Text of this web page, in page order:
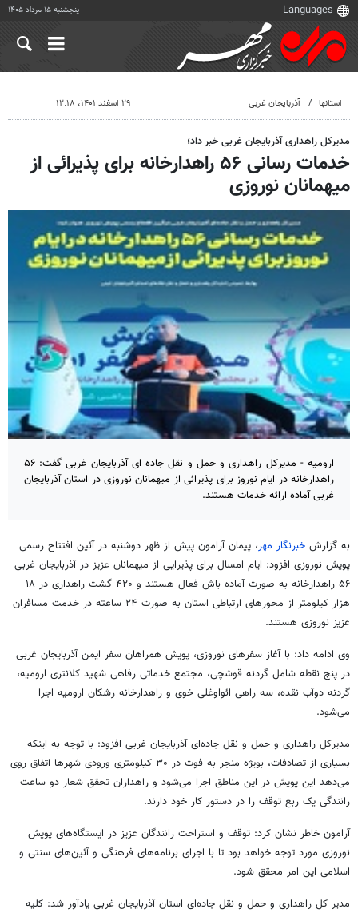
پنجشنبه ۱۵ مرداد ۱۴۰۵
استانها آذربایجان غربی ۲۹ اسفند ۱۴۰۱، ۱۲:۱۸
مدیرکل راهداری آذربایجان غربی خبر داد؛
خدمات رسانی ۵۶ راهدارخانه برای پذیرائی از
میهمانان نوروزی
ارومیه - مدیرکل راهداری و حمل و نقل جاده ای آذربایجان غربی گفت: ۵۶
راهدارخانه در ایام نوروز برای پذیرائی از میهمانان نوروزی در استان آذربایجان
غربی آماده ارائه خدمات هستند.
به گزارش خبرنگار مهر، پیمانآرامون پیش از ظهر دوشنبه در آئین افتتاح رسمی
پویش نوروزی افزود: ایام امسال برای پذیرایی از میهمانان عزیز در آذربایجان غربی
۵۶ راهدارخانه به صورت آماده
باش
فعال هستند و ۴۲۰ گشت راهداری در ۱۸
هزار کیلومتر از محورهای ارتباطی استان به صورت ۲۴ ساعته در خدمت مسافران
عزیز نوروزی هستند.
وی ادامه داد: با آغاز سفرهای نوروزی، پویش همراهان سفر ایمن آذربایجان غربی
در پنج نقطه شامل گردنه قوشچی، مجتمع خدماتی رفاهی شهید کلانتری ارومیه،
گردنه دوآب نقده، سه راهی ائواوغلی خوی و راهدارخانه رشکان ارومیه اجرا
می‌شود.
مدیرکل راهداری و حمل و نقل جاده‌ای آذربایجان غربی افزود: با توجه به اینکه
بسیاری از تصادفات، بویژه منجر به فوت در ۳۰ کیلومتری ورودی شهرها اتفاق روی
می‌دهد این پویش در این مناطق اجرا می‌شود و راهداران تحقق شعار دو ساعت
رانندگی یک ربع توقف را در دستور کار خود دارند.
آرامون خاطر نشان کرد: توقف و استراحت رانندگان عزیز در ایستگاه‌های پویش
نوروزی مورد توجه خواهد بود تا با اجرای برنامه‌های فرهنگی و آئین‌های سنتی و
اسلامی این امر محقق شود.
مدیر کل راهداری و حمل و نقل جاده‌ای استان آذربایجان غربی یادآور شد: کلیه